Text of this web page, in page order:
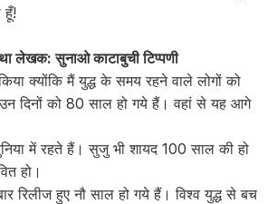
हूँ!
लेखक: सुनाओ काटाबुची टिप्पणी
क्योंकि मैं युद्ध के समय रहने वाले लोगों को
दिनों को 80 साल हो गये हैं। वहां से यह आगे
में रहते हैं। सुजु भी शायद 100 साल की हो
हो।
रिलीज हुए नौ साल हो गये हैं। विश्व युद्ध से बच